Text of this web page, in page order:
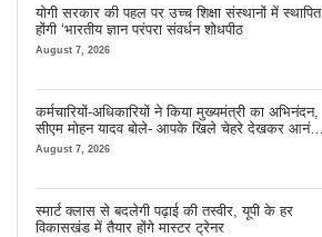
योगी सरकार की पहल पर उच्च शिक्षा संस्थानों में स्थापित
होंगी ‘भारतीय ज्ञान परंपरा संवर्धन शोधपीठ
August 7, 2026
कर्मचारियों-अधिकारियों ने किया मुख्यमंत्री का अभिनंदन,
सीएम मोहन यादव बोले- आपके खिले चेहरे देखकर आनंद
आता है
August 7, 2026
स्मार्ट क्लास से बदलेगी पढ़ाई की तस्वीर, यूपी के हर
विकासखंड में तैयार होंगे मास्टर ट्रेनर